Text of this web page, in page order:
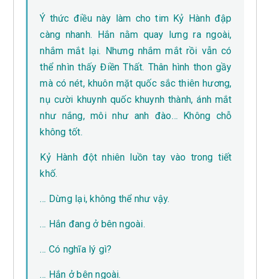
Ý thức điều này làm cho tim Kỷ Hành đập
càng nhanh. Hắn nằm quay lưng ra ngoài,
nhắm mắt lại. Nhưng nhắm mắt rồi vẫn có
thể nhìn thấy Điền Thất. Thân hình thon gầy
mà có nét, khuôn mặt quốc sắc thiên hương,
nụ cười khuynh quốc khuynh thành, ánh mắt
như nắng, môi như anh đào… Không chỗ
không tốt.
Kỷ Hành đột nhiên luồn tay vào trong tiết
khố.
… Dừng lại, không thể như vậy.
… Hắn đang ở bên ngoài.
… Có nghĩa lý gì?
… Hắn ở bên ngoài.